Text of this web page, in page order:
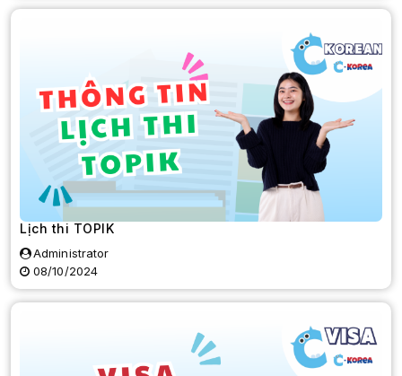
Lịch thi TOPIK
Administrator
08/10/2024